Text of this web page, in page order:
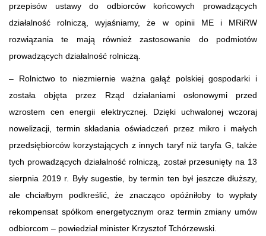
przepisów ustawy do odbiorców końcowych prowadzących
działalność rolniczą, wyjaśniamy, że w opinii ME i MRiRW
rozwiązania te mają również zastosowanie do podmiotów
prowadzących działalność rolniczą.
– Rolnictwo to niezmiernie ważna gałąź polskiej gospodarki i
została objęta przez Rząd działaniami osłonowymi przed
wzrostem cen energii elektrycznej. Dzięki uchwalonej wczoraj
nowelizacji, termin składania oświadczeń przez mikro i małych
przedsiębiorców korzystających z innych taryf niż taryfa G, także
tych prowadzących działalność rolniczą, został przesunięty na 13
sierpnia 2019 r. Były sugestie, by termin ten był jeszcze dłuższy,
ale chciałbym podkreślić, że znacząco opóźniłoby to wypłaty
rekompensat spółkom energetycznym oraz termin zmiany umów
odbiorcom – powiedział minister Krzysztof Tchórzewski.